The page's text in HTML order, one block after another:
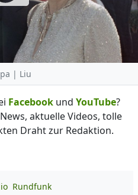
| Liu
Facebook und YouTube?
aktuelle Videos, tolle
Draht zur Redaktion.
Rundfunk